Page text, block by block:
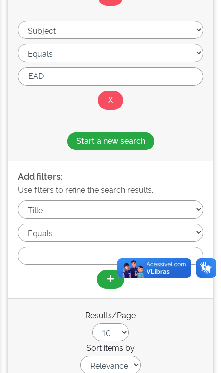
Start a new search
Add filters:
Use filters to refine the search results.
Results/Page
Sort items by